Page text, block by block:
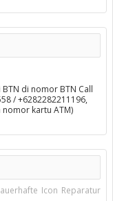
di nomor BTN Call
/ +6282282211196,
kartu ATM)
Icon Reparatur